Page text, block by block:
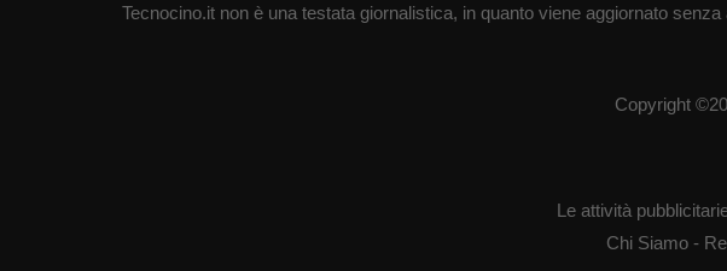
Tecnocino.it non è una testata giornalistica, in quanto viene aggiornato
Copyright
Le attività
Chi Siamo-